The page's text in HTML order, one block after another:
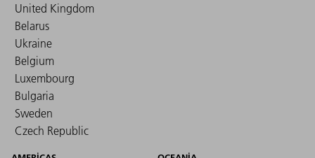
United Kingdom
Belarus
Ukraine
Belgium
Luxembourg
Bulgaria
Sweden
Czech Republic